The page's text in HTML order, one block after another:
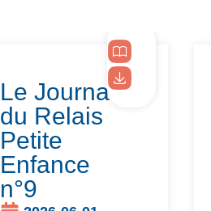
Le Journal
du Relais
Petite
Enfance
n°9